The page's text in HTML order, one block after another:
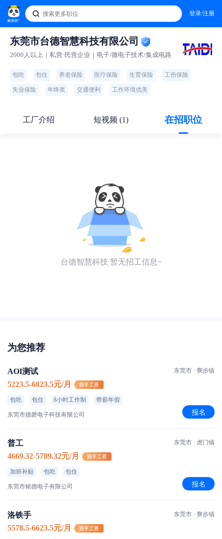
登录/注册
东莞市台德智慧科技有限公司
2000人以上｜私营·民营企业｜电子/微电子技术/集成电路
包吃 包住 养老保险 医疗保险 生育保险 工伤保险
失业保险 年终奖 交通便利 工作环境优美
工厂介绍 短视频 (1) 在招职位
台德智慧科技 暂无招工信息~
为您推荐
AOI测试
5223.5-6823.5元/月
包吃 包住 8小时工作制 带薪年假
东莞市德磬电子科技有限公司
东莞市 · 寮步镇
报名
普工
4669.32-5789.32元/月
加班补贴 包吃 包住
东莞市铭德电子有限公司
东莞市 · 虎门镇
报名
洛铁手
5578.5-6623.5元/月
东莞市 · 寮步镇